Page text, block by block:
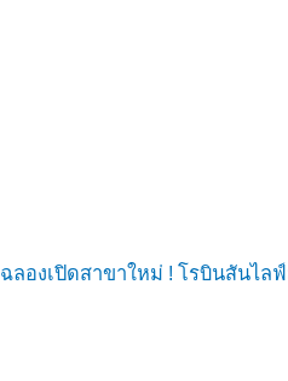
ฉลองเปิดสาขาใหม่ ! โรบินสันไล